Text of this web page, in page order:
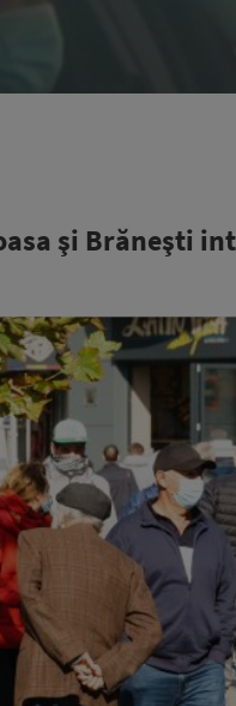
şi Brăneşti